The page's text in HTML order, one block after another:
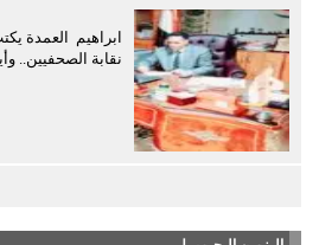
ابراهيم العمدة
نقابة الصحفيين..